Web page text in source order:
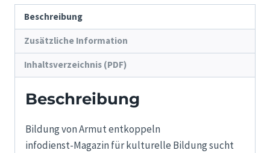
Beschreibung
Zusätzliche Information
Inhaltsverzeichnis (PDF)
Beschreibung
Bildung von Armut entkoppeln
infodienst-Magazin für kulturelle Bildung sucht